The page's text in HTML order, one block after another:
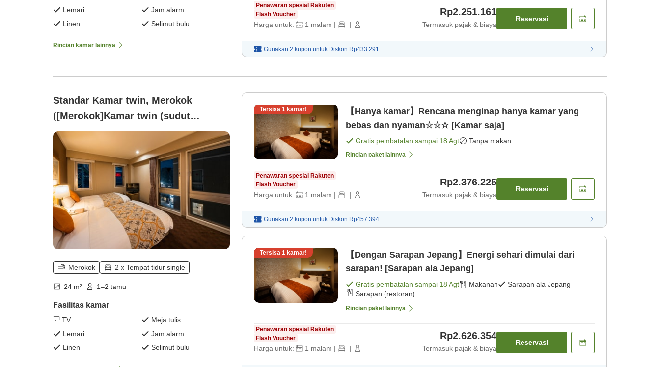
Lemari
Jam alarm
Linen
Selimut bulu
Rincian kamar lainnya
Penawaran spesial Rakuten
Flash Voucher
Harga untuk: 1 malam | |
Rp2.251.161
Termasuk pajak & biaya
Reservasi
Gunakan 2 kupon untuk Diskon Rp433.291
Standar Kamar twin, Merokok
([Merokok]Kamar twin (sudut
ruangan))
Merokok 2 x Tempat tidur single
24 m² 1–2 tamu
Fasilitas kamar
TV
Meja tulis
Lemari
Jam alarm
Linen
Selimut bulu
Tersisa 1 kamar!
【Hanya kamar】Rencana menginap hanya kamar yang
bebas dan nyaman☆☆☆ [Kamar saja]
Gratis pembatalan sampai 18 Agt Tanpa makan
Rincian paket lainnya
Penawaran spesial Rakuten
Flash Voucher
Harga untuk: 1 malam | |
Rp2.376.225
Termasuk pajak & biaya
Reservasi
Gunakan 2 kupon untuk Diskon Rp457.394
Tersisa 1 kamar!
【Dengan Sarapan Jepang】Energi sehari dimulai dari
sarapan! [Sarapan ala Jepang]
Gratis pembatalan sampai 18 Agt Makanan
Sarapan ala Jepang
Sarapan (restoran)
Rincian paket lainnya
Penawaran spesial Rakuten
Flash Voucher
Harga untuk: 1 malam | |
Rp2.626.354
Termasuk pajak & biaya
Reservasi